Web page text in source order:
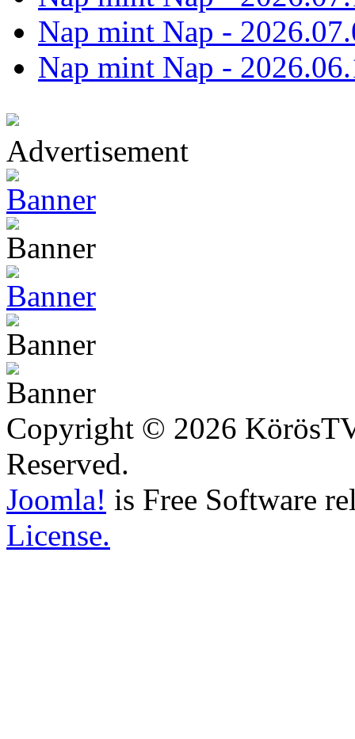
Nap mint Nap -
Nap mint Nap -
Advertisement
Copyright © 2026
Reserved.
Joomla! is Free Software
License.